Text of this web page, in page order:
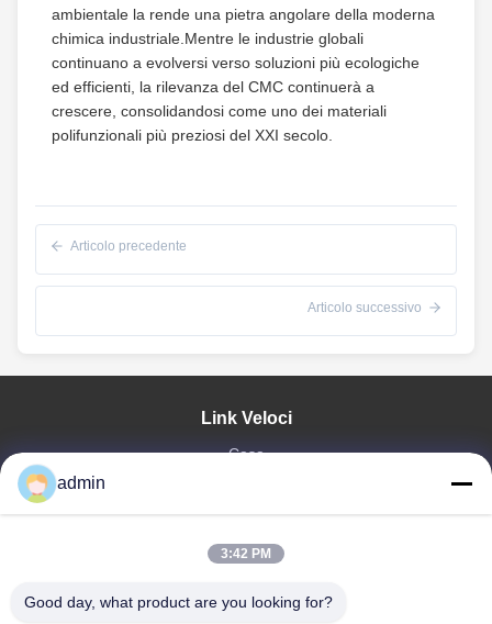
ambientale la rende una pietra angolare della moderna
chimica industriale.Mentre le industrie globali
continuano a evolversi verso soluzioni più ecologiche
ed efficienti, la rilevanza del CMC continuerà a
crescere, consolidandosi come uno dei materiali
polifunzionali più preziosi del XXI secolo.
Articolo precedente
Articolo successivo
Link Veloci
Casa
Mostra VR
Fatory Tour
Controllo Di Qualità
admin
3:42 PM
Good day, what product are you looking for?